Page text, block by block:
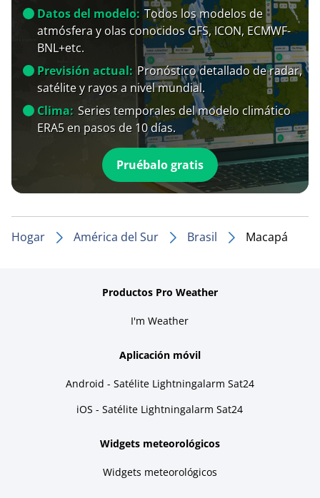
Datos del modelo: Todos los modelos de
atmósfera y olas conocidos GFS, ICON, ECMWF-
BNL+etc.
Previsión actual: Pronóstico detallado de radar,
satélite y rayos a nivel mundial.
Clima: Series temporales del modelo climático
ERA5 en pasos de 10 días.
Pruébalo gratis
Hogar América del Sur Brasil Macapá
Productos Pro Weather
I'm Weather
Aplicación móvil
Android - Satélite Lightningalarm Sat24
iOS - Satélite Lightningalarm Sat24
Widgets meteorológicos
Widgets meteorológicos